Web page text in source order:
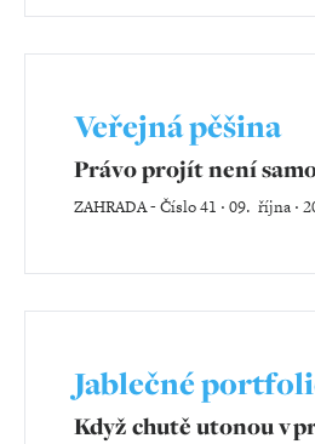
Veřejná pěšina
Právo projít není
ZAHRADA-Číslo 41 ‧ 09. října ‧
Jablečné
Když chutě utonou v